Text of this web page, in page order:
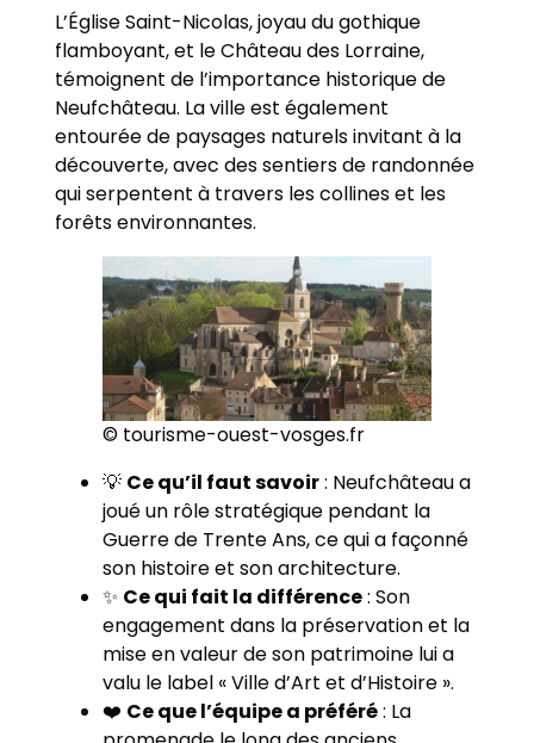
L’Église Saint-Nicolas, joyau du gothique
flamboyant, et le Château des Lorraine,
témoignent de l’importance historique de
Neufchâteau. La ville est également
entourée de paysages naturels invitant à la
découverte, avec des sentiers de randonnée
qui serpentent à travers les collines et les
forêts environnantes.
© tourisme-ouest-vosges.fr
💡 Ce qu’il faut savoir: Neufchâteau a
joué un rôle stratégique pendant la
Guerre de Trente Ans, ce qui a façonné
son histoire et son architecture.
✨ Ce qui fait la différence: Son
engagement dans la préservation et la
mise en valeur de son patrimoine lui a
valu le label « Ville d’Art et d’Histoire ».
❤️ Ce que l’équipe a préféré: La